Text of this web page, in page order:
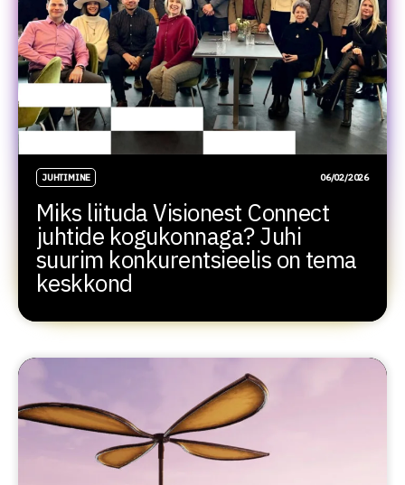
JUHTIMINE 06/02/2026
Miks liituda Visionest Connect
juhtide kogukonnaga? Juhi
suurim konkurentsieelis on tema
keskkond